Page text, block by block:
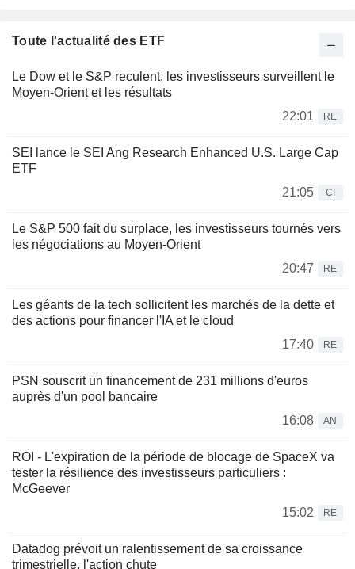
Toute l'actualité des ETF
Le Dow et le S&P reculent, les investisseurs surveillent le
Moyen-Orient et les résultats
22:01
RE
SEI lance le SEI Ang Research Enhanced U.S. Large Cap
ETF
21:05
CI
Le S&P 500 fait du surplace, les investisseurs tournés vers
les négociations au Moyen-Orient
20:47
RE
Les géants de la tech sollicitent les marchés de la dette et
des actions pour financer l'IA et le cloud
17:40
RE
PSN souscrit un financement de 231 millions d'euros
auprès d'un pool bancaire
16:08
AN
ROI - L'expiration de la période de blocage de SpaceX va
tester la résilience des investisseurs particuliers :
McGeever
15:02
RE
Datadog prévoit un ralentissement de sa croissance
trimestrielle, l'action chute